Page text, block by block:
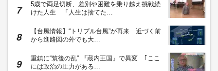
5歳で両足切断、差別や困難を乗り越え挑戦続
けた人生 「人生は捨てた…
【台風情報】“トリプル台風”が再来 近づく前
から進路図の外でも大…
重鎮に“筑後の乱” 『蔵内王国』で異変 ｢ここ
には政治の圧力がある…